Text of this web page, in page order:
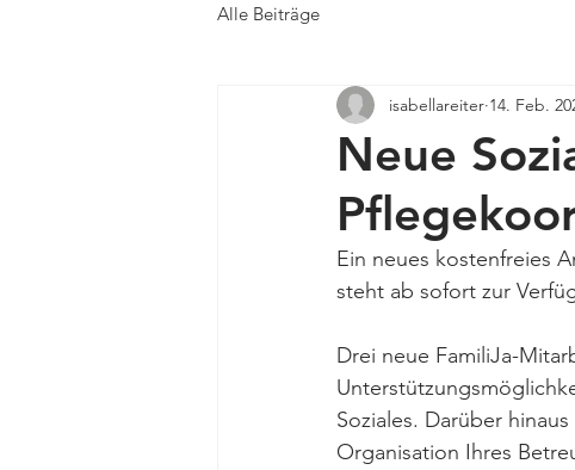
Alle Beiträge
Neue
isabellareiter 14. Feb.
Ein neues kostenfreies
steht ab sofort zur
Drei neue FamiliJa-
Soziales. Darüber
Organisation Ihres